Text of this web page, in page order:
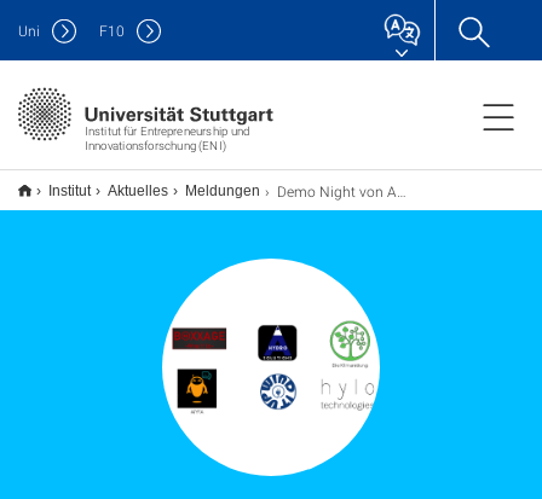
Institut für Entrepreneurship und
Innovationsforschung (ENI)
Uni F10
Institut Aktuelles Meldungen Demo Night von AWAKE- In sechs Wochen zum Startup